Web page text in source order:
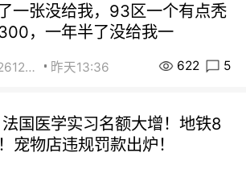
一张没给我，93区一个有点秃
，一年半了没给我一
街友42612092 昨天13:36 622 5
国医学实习名额大增！地铁8
宠物店违规罚款出炉！